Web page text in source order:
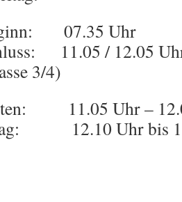
07.35 Uhr
11.05 / 12.05
3/4)
11.05 Uhr –
12.10 Uhr bis